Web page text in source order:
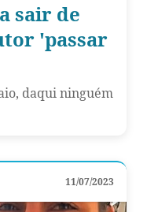
sair de
'passar
daqui ninguém
11/07/2023